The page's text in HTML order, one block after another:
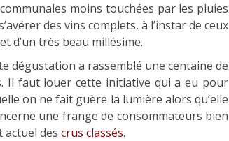
moins touchées par les pluies
des vins complets, à l’instar de ceux
d’un très beau millésime.
dégustation a rassemblé une centaine de
Il faut louer cette initiative qui a eu pour
on ne fait guère la lumière alors qu’elle
une frange de consommateurs bien
actuel des crus classés.